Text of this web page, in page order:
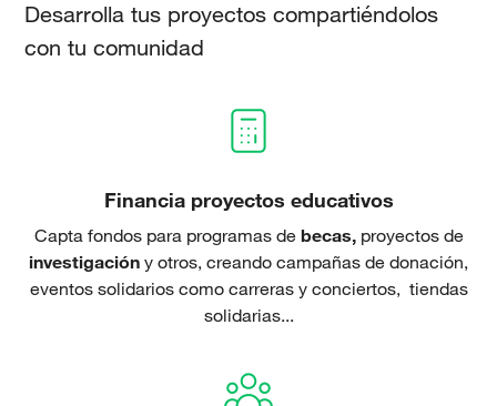
Desarrolla tus proyectos compartiéndolos
con tu comunidad
Financia proyectos educativos
Capta fondos para programas de becas,proyectos de
investigación y otros, creando campañas de donación,
eventos solidarios como carreras y conciertos, tiendas
solidarias...